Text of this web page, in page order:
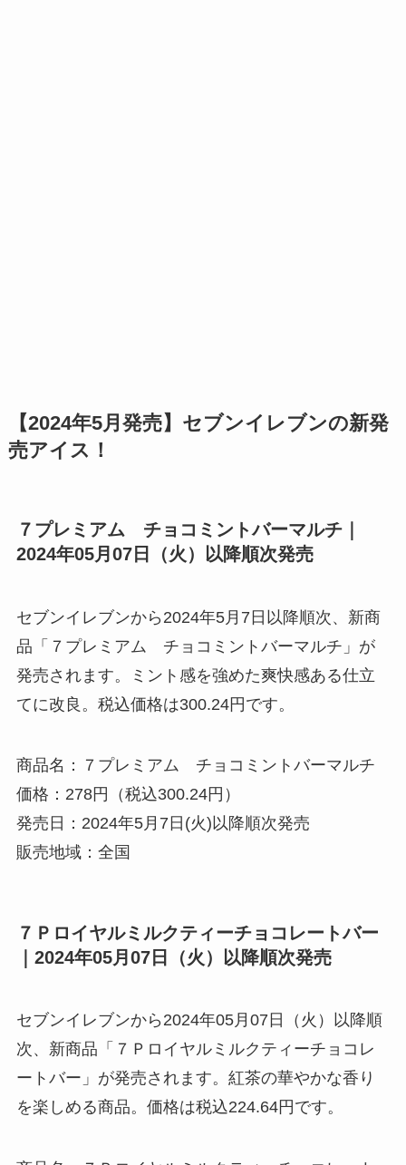
【2024年5月発売】セブンイレブンの新発
売アイス！
７プレミアム チョコミントバーマルチ｜
2024年05月07日（火）以降順次発売
セブンイレブンから2024年5月7日以降順次、新商
品「７プレミアム チョコミントバーマルチ」が
発売されます。ミント感を強めた爽快感ある仕立
てに改良。税込価格は300.24円です。
商品名：７プレミアム チョコミントバーマルチ
価格：278円（税込300.24円）
発売日：2024年5月7日(火)以降順次発売
販売地域：全国
７Ｐロイヤルミルクティーチョコレートバー
｜2024年05月07日（火）以降順次発売
セブンイレブンから2024年05月07日（火）以降順
次、新商品「７Ｐロイヤルミルクティーチョコレ
ートバー」が発売されます。紅茶の華やかな香り
を楽しめる商品。価格は税込224.64円です。